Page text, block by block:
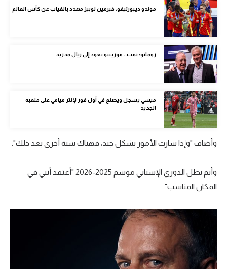
كرة سلة
كرة يد
كرة طائرة
الوطن العربي
في المونديال
رياضة نسائية
ركن الألعاب
أقسام خاصة
Gamers
ميركاتو
تحقيق في الجول
موندو ديبورتيفو: فيرمين لوبيز مهدد بالغياب عن كأس العالم
رومانو: تمت.. مورينيو يعود إلى ريال مدريد
ميسي يسجل ويصنع في أول فوز لإنتر ميامي على ملعبه
الجديد
وأضاف "وإذا سارت الأمور بشكل جيد، فهناك سنة أخرى بعد ذلك".
وأتم بطل الدوري الإسباني موسم 2025-2026 "أعتقد أنني في
المكان المناسب".